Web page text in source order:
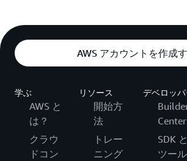
AWS アカウントを作成
学ぶ
AWS と
は？
クラウ
ドコン
リソース
開始方
法
トレー
ニング
デベロッパ
Center
SDK と
ツール